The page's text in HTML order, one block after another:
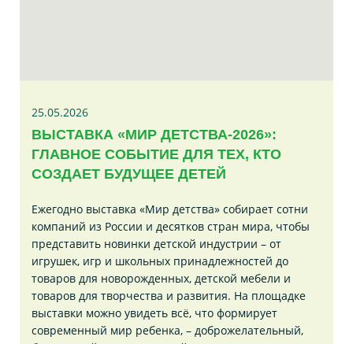
25.05.2026
ВЫСТАВКА «МИР ДЕТСТВА-2026»:
ГЛАВНОЕ СОБЫТИЕ ДЛЯ ТЕХ, КТО
СОЗДАЕТ БУДУЩЕЕ ДЕТЕЙ
Ежегодно выставка «Мир детства» собирает сотни
компаний из России и десятков стран мира, чтобы
представить новинки детской индустрии – от
игрушек, игр и школьных принадлежностей до
товаров для новорожденных, детской мебели и
товаров для творчества и развития. На площадке
выставки можно увидеть всё, что формирует
современный мир ребенка, – доброжелательный,